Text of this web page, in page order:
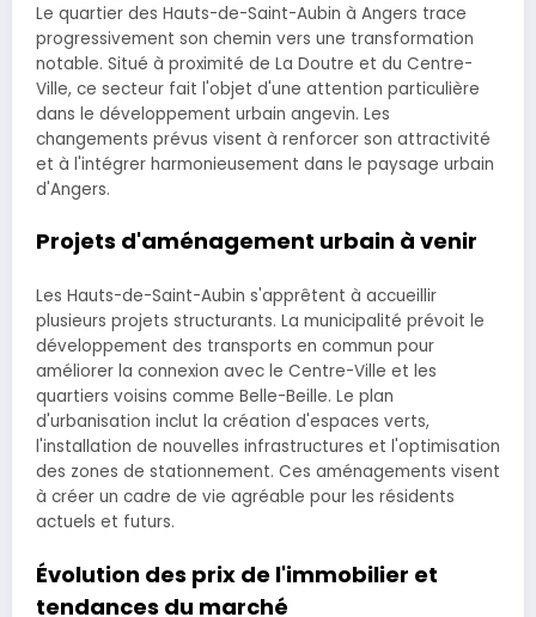
Le quartier des Hauts-de-Saint-Aubin à Angers trace
progressivement son chemin vers une transformation
notable. Situé à proximité de La Doutre et du Centre-
Ville, ce secteur fait l'objet d'une attention particulière
dans le développement urbain angevin. Les
changements prévus visent à renforcer son attractivité
et à l'intégrer harmonieusement dans le paysage urbain
d'Angers.
Projets d'aménagement urbain à venir
Les Hauts-de-Saint-Aubin s'apprêtent à accueillir
plusieurs projets structurants. La municipalité prévoit le
développement des transports en commun pour
améliorer la connexion avec le Centre-Ville et les
quartiers voisins comme Belle-Beille. Le plan
d'urbanisation inclut la création d'espaces verts,
l'installation de nouvelles infrastructures et l'optimisation
des zones de stationnement. Ces aménagements visent
à créer un cadre de vie agréable pour les résidents
actuels et futurs.
Évolution des prix de l'immobilier et
tendances du marché